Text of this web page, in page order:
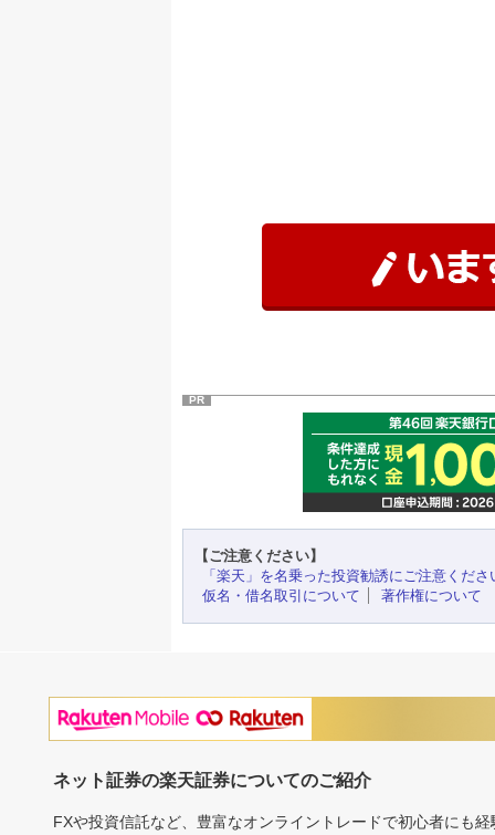
PR
【ご注意ください】
「楽天」を名乗った投資勧誘にご注意くださ
仮名・借名取引について
著作権について
ネット証券の楽天証券についてのご紹介
FXや投資信託など、豊富なオンライントレードで初心者にも